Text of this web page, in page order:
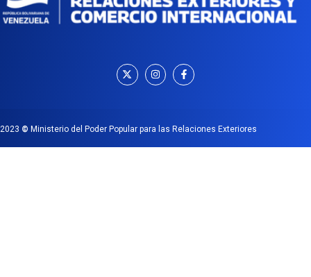
2023 © Ministerio del Poder Popular para las Relaciones Exteriores